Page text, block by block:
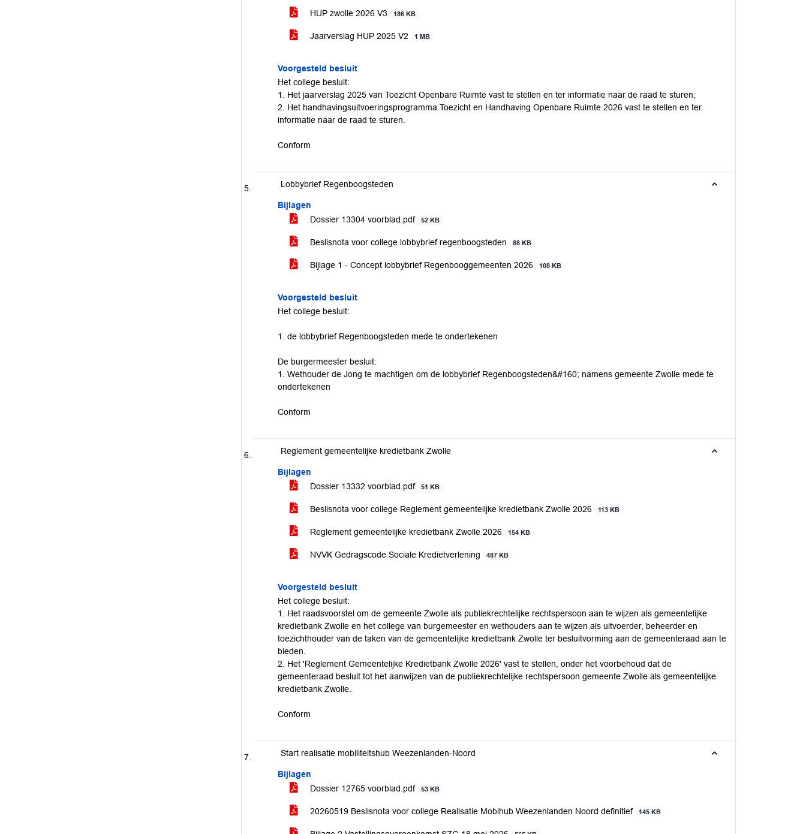
HUP zwolle 2026 V3 186 KB
Jaarverslag HUP 2025 V2 1 MB
Voorgesteld besluit
Het college besluit:
1. Het jaarverslag 2025 van Toezicht Openbare Ruimte vast te stellen en ter informatie naar de raad te sturen;
2. Het handhavingsuitvoeringsprogramma Toezicht en Handhaving Openbare Ruimte 2026 vast te stellen en ter
informatie naar de raad te sturen.
Conform
Lobbybrief Regenboogsteden
Bijlagen
Dossier 13304 voorblad.pdf
52 KB
Beslisnota voor college lobbybrief regenboogsteden 88 KB
Bijlage 1 - Concept lobbybrief Regenbooggemeenten 2026 108 KB
Voorgesteld besluit
Het college besluit:
1. de lobbybrief Regenboogsteden mede te ondertekenen
De burgermeester besluit:
1. Wethouder de Jong te machtigen om de lobbybrief Regenboogsteden&#160; namens gemeente Zwolle mede te
ondertekenen
Conform
Reglement gemeentelijke kredietbank Zwolle
Bijlagen
Dossier 13332 voorblad.pdf
51 KB
Beslisnota voor college Reglement gemeentelijke kredietbank Zwolle 2026 113 KB
Reglement gemeentelijke kredietbank Zwolle 2026 154 KB
NVVK Gedragscode Sociale Kredietverlening 487 KB
Voorgesteld besluit
Het college besluit:
1. Het raadsvoorstel om de gemeente Zwolle als publiekrechtelijke rechtspersoon aan te wijzen als gemeentelijke
kredietbank Zwolle en het college van burgemeester en wethouders aan te wijzen als uitvoerder, beheerder en
toezichthouder van de taken van de gemeentelijke kredietbank Zwolle ter besluitvorming aan de gemeenteraad aan te
bieden.
2. Het 'Reglement Gemeentelijke Kredietbank Zwolle 2026' vast te stellen, onder het voorbehoud dat de
gemeenteraad besluit tot het aanwijzen van de publiekrechtelijke rechtspersoon gemeente Zwolle als gemeentelijke
kredietbank Zwolle.
Conform
Start realisatie mobiliteitshub Weezenlanden-Noord
Bijlagen
Dossier 12765 voorblad.pdf
53 KB
20260519 Beslisnota voor college Realisatie Mobihub Weezenlanden Noord definitief 145 KB